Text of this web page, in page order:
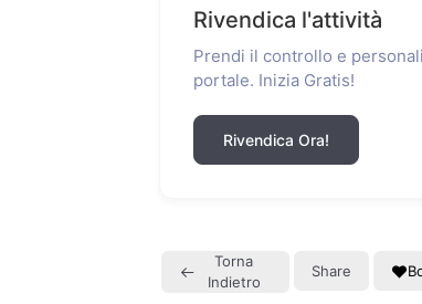
Rivendica l'attività
Prendi il controllo e
portale. Inizia Gratis!
Rivendica Ora!
Torna
Indietro
Share